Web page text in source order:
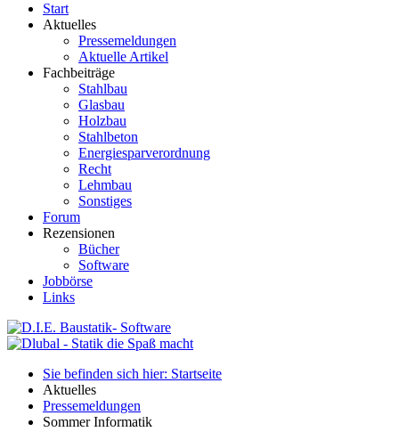
Start
Aktuelles
Pressemeldungen
Aktuelle Artikel
Fachbeiträge
Stahlbau
Glasbau
Holzbau
Stahlbeton
Energiesparverordnung
Recht
Lehmbau
Sonstiges
Forum
Rezensionen
Bücher
Software
Jobbörse
Links
Sie befinden sich hier: Startseite
Aktuelles
Pressemeldungen
Sommer Informatik